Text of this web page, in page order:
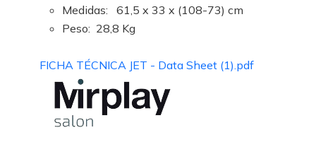
Medidas: 61,5 x 33 x (108-73) cm
Peso: 28,8 Kg
FICHA TÉCNICA JET - Data Sheet (1).pdf